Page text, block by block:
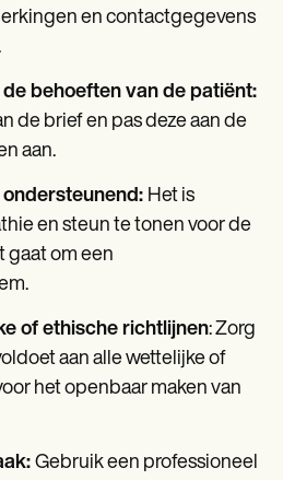
en contactgegevens
behoeften van de patiënt:
de brief en pas deze aan de
aan.
Het is
en steun te tonen voor de
gaat om een
of ethische richtlijnen: Zorg
aan alle wettelijke of
het openbaar maken van
Gebruik een professioneel